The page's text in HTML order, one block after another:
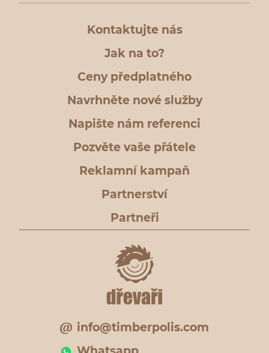
Kontaktujte nás
Jak na to?
Ceny předplatného
Navrhněte nové služby
Napište nám referenci
Pozvěte vaše přátele
Reklamní kampaň
Partnerství
Partneři
info@timberpolis.com